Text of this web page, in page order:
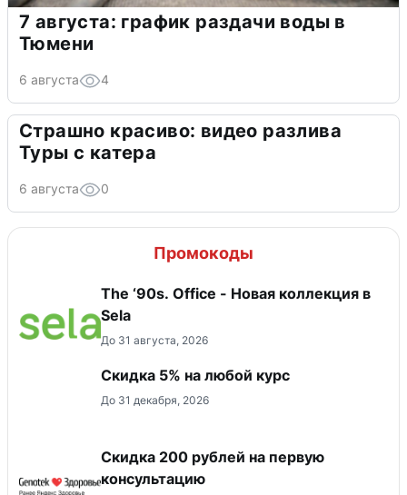
7 августа: график раздачи воды в
Тюмени
6 августа 4
Страшно красиво: видео разлива
Туры с катера
6 августа 0
Промокоды
The ‘90s. Office - Новая коллекция в
Sela
До 31 августа, 2026
Скидка 5% на любой курс
До 31 декабря, 2026
Скидка 200 рублей на первую
консультацию